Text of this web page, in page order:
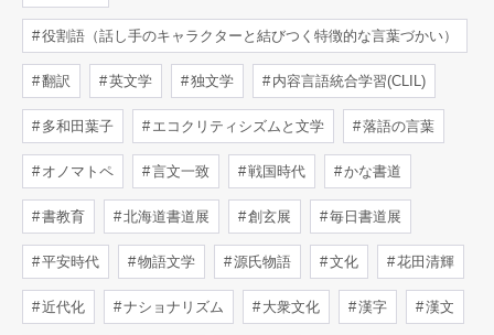
役割語（話し手のキャラクターと結びつく特徴的な言葉づかい）
翻訳 英文学 独文学 内容言語統合学習(CLIL)
多和田葉子 エコクリティシズムと文学 落語の言葉
オノマトペ 言文一致 戦国時代 かな書道
書教育 北海道書道展 創玄展 毎日書道展
平安時代 物語文学 源氏物語 文化 花田清輝
近代化 ナショナリズム 大衆文化 漢字 漢文